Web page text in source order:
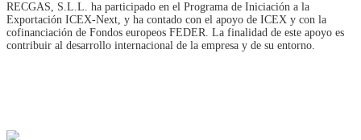
RECGAS, S.L.L. ha participado en el Programa de Iniciación a la
Exportación ICEX‐Next, y ha contado con el apoyo de ICEX y con la
cofinanciación de Fondos europeos FEDER. La finalidad de este apoyo es
contribuir al desarrollo internacional de la empresa y de su entorno.